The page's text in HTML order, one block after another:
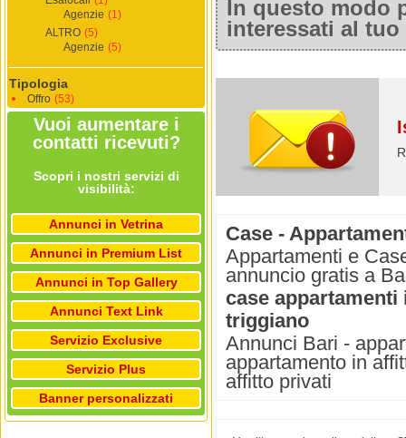
Agenzie (1)
ALTRO (5)
Agenzie (5)
Tipologia
Offro (53)
Vuoi aumentare i
contatti ricevuti?
Scopri i nostri servizi di
visibilità:
Annunci in Vetrina
Annunci in Premium List
Annunci in Top Gallery
Annunci Text Link
Servizio Exclusive
Servizio Plus
Banner personalizzati
In questo modo
interessati al
Case -
Appartamenti e
annuncio gratis a
case appartamenti
triggiano
Annunci Bari -
appartamento in
affitto privati